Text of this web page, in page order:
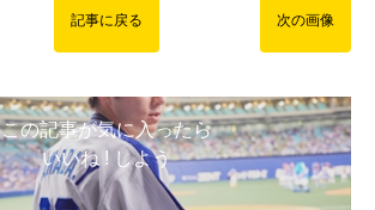
記事に戻る 次の画像
この記事が気に入ったら
いいね ! しよう